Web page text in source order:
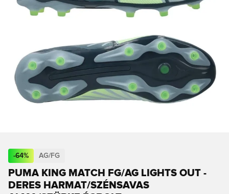
-64% AG/FG
PUMA KING MATCH FG/AG LIGHTS OUT -
DERES HARMAT/SZÉNSAVAS